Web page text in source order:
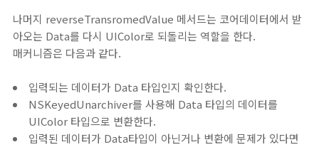
나머지 reverseTransromedValue 메서드는 코어데이터에서 받
아오는 Data를 다시 UIColor로 되돌리는 역할을 한다.
매커니즘은 다음과 같다.
입력되는 데이터가 Data 타입인지 확인한다.
NSKeyedUnarchiver를 사용해 Data 타입의 데이터를
UIColor 타입으로 변환한다.
입력된 데이터가 Data타입이 아닌거나 변환에 문제가 있다면